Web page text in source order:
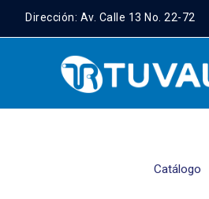
Dirección: Av. Calle 13 No. 22-72
Catálogo